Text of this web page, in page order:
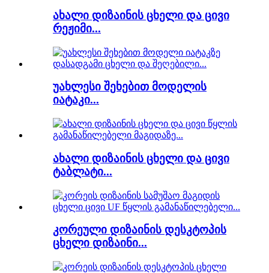
ახალი დიზაინის ცხელი და ცივი
რეჟიმი...
უახლესი შეხებით მოდელის
იატაკი...
ახალი დიზაინის ცხელი და ცივი
ტაბლატი...
კორეული დიზაინის დესკტოპის
ცხელი დიზაინი...